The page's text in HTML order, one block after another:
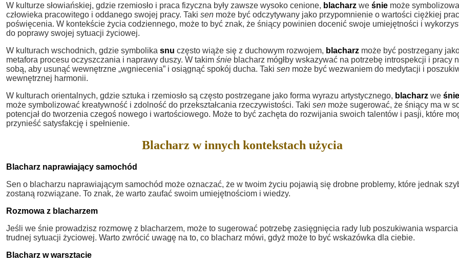
W kulturze słowiańskiej, gdzie rzemiosło i praca fizyczna były zawsze wysoko cenione, blacharz we śnie może
człowieka pracowitego i oddanego swojej pracy. Taki sen może być odczytywany jako przypomnienie o wartości ciężkiej
poświęcenia. W kontekście życia codziennego, może to być znak, że śniący powinien docenić swoje umiejętności i
do poprawy swojej sytuacji życiowej.
W kulturach wschodnich, gdzie symbolika snu często wiąże się z duchowym rozwojem, blacharz może być postrzegany
metafora procesu oczyszczania i naprawy duszy. W takim śnie blacharz mógłby wskazywać na potrzebę introspekcji i pracy
sobą, aby usunąć wewnętrzne „wgniecenia” i osiągnąć spokój ducha. Taki sen może być wezwaniem do medytacji i
wewnętrznej harmonii.
W kulturach orientalnych, gdzie sztuka i rzemiosło są często postrzegane jako forma wyrazu artystycznego, blacharz we śnie
może symbolizować kreatywność i zdolność do przekształcania rzeczywistości. Taki sen może sugerować, że śniący ma w
potencjał do tworzenia czegoś nowego i wartościowego. Może to być zachęta do rozwijania swoich talentów i pasji, które
przynieść satysfakcję i spełnienie.
Blacharz w innych kontekstach użycia
Blacharz naprawiający samochód
Sen o blacharzu naprawiającym samochód może oznaczać, że w twoim życiu pojawią się drobne problemy, które jednak
zostaną rozwiązane. To znak, że warto zaufać swoim umiejętnościom i wiedzy.
Rozmowa z blacharzem
Jeśli we śnie prowadzisz rozmowę z blacharzem, może to sugerować potrzebę zasięgnięcia rady lub poszukiwania
trudnej sytuacji życiowej. Warto zwrócić uwagę na to, co blacharz mówi, gdyż może to być wskazówka dla ciebie.
Blacharz w warsztacie